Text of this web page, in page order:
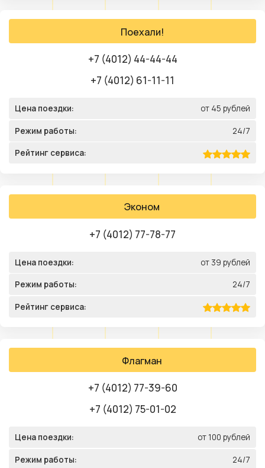
Поехали!
+7 (4012) 44-44-44
+7 (4012) 61-11-11
Цена поездки: от 45 рублей
Режим работы: 24/7
Рейтинг сервиса:
Эконом
+7 (4012) 77-78-77
Цена поездки: от 39 рублей
Режим работы: 24/7
Рейтинг сервиса:
Флагман
+7 (4012) 77-39-60
+7 (4012) 75-01-02
Цена поездки: от 100 рублей
Режим работы: 24/7